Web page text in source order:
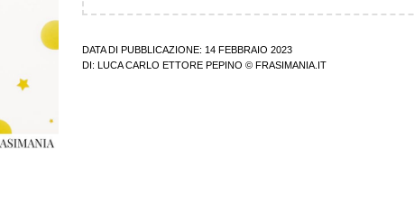
DATA DI PUBBLICAZIONE: 14 FEBBRAIO 2023
DI:
LUCA CARLO ETTORE PEPINO © FRASIMANIA.IT